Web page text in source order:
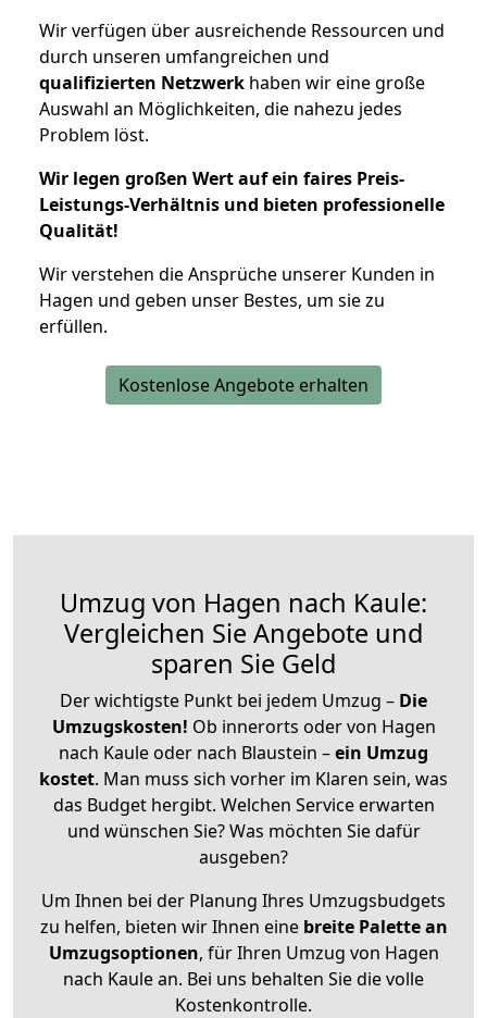
Wir verfügen über ausreichende Ressourcen und
durch unseren umfangreichen und
qualifizierten Netzwerk haben wir eine große
Auswahl an Möglichkeiten, die nahezu jedes
Problem löst.
Wir legen großen Wert auf ein faires Preis-
Leistungs-Verhältnis und bieten professionelle
Qualität!
Wir verstehen die Ansprüche unserer Kunden in
Hagen und geben unser Bestes, um sie zu
erfüllen.
Kostenlose Angebote erhalten
Umzug von Hagen nach Kaule:
Vergleichen Sie Angebote und
sparen Sie Geld
Der wichtigste Punkt bei jedem Umzug – Die
Umzugskosten! Ob innerorts oder von Hagen
nach Kaule oder nach Blaustein –ein Umzug
kostet. Man muss sich vorher im Klaren sein, was
das Budget hergibt. Welchen Service erwarten
und wünschen Sie? Was möchten Sie dafür
ausgeben?
Um Ihnen bei der Planung Ihres Umzugsbudgets
zu helfen, bieten wir Ihnen eine breite Palette an
Umzugsoptionen, für Ihren Umzug von Hagen
nach Kaule an. Bei uns behalten Sie die volle
Kostenkontrolle.